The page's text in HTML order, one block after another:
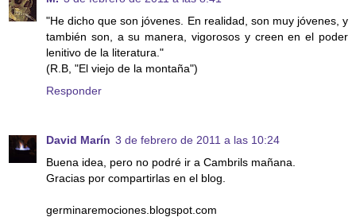
"He dicho que son jóvenes. En realidad, son muy jóvenes, y
también son, a su manera, vigorosos y creen en el poder
lenitivo de la literatura."
(R.B, "El viejo de la montaña")
Responder
David Marín 3 de febrero de 2011 a las 10:24
Buena idea, pero no podré ir a Cambrils mañana.
Gracias por compartirlas en el blog.
germinaremociones.blogspot.com